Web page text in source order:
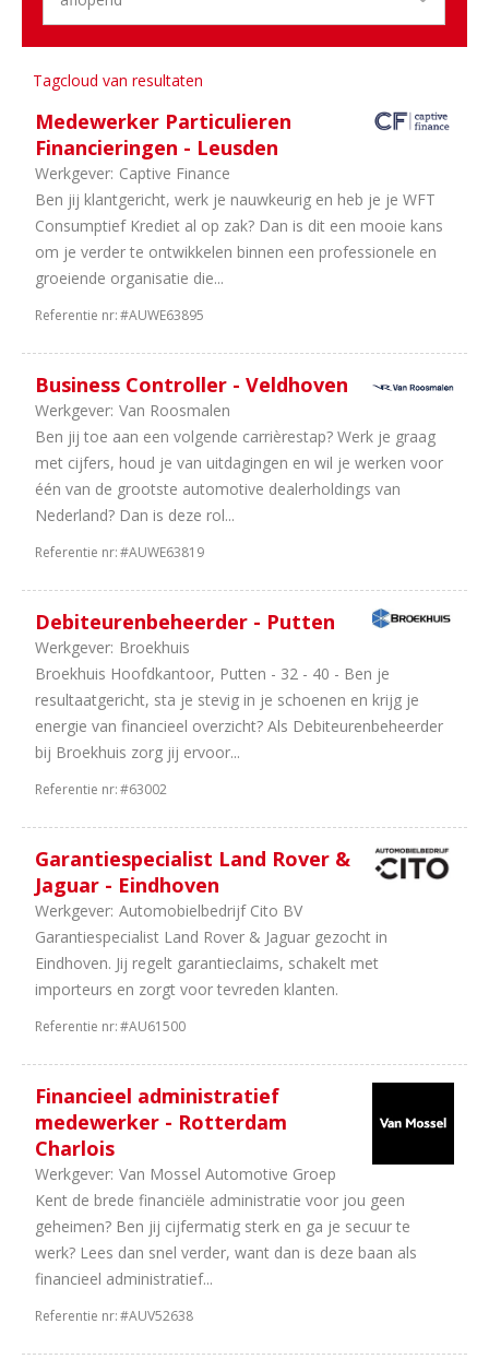
Holland
Tagcloud van resultaten
Medewerker Particulieren
Financieringen - Leusden
Werkgever: Captive Finance
Ben jij klantgericht, werk je nauwkeurig en heb je je WFT
Consumptief Krediet al op zak? Dan is dit een mooie kans
om je verder te ontwikkelen binnen een professionele en
groeiende organisatie die...
Referentie nr:#AUWE63895
Business Controller - Veldhoven
Werkgever: Van Roosmalen
Ben jij toe aan een volgende carrièrestap? Werk je graag
met cijfers, houd je van uitdagingen en wil je werken voor
één van de grootste automotive dealerholdings van
Nederland? Dan is deze rol...
Referentie nr:#AUWE63819
Debiteurenbeheerder - Putten
Werkgever: Broekhuis
Broekhuis Hoofdkantoor, Putten - 32 - 40 - Ben je
resultaatgericht, sta je stevig in je schoenen en krijg je
energie van financieel overzicht? Als Debiteurenbeheerder
bij Broekhuis zorg jij ervoor...
Referentie nr:#63002
Garantiespecialist Land Rover &
Jaguar - Eindhoven
Werkgever: Automobielbedrijf Cito BV
Garantiespecialist Land Rover & Jaguar gezocht in
Eindhoven. Jij regelt garantieclaims, schakelt met
importeurs en zorgt voor tevreden klanten.
Referentie nr:#AU61500
Financieel administratief
medewerker - Rotterdam
Charlois
Werkgever: Van Mossel Automotive Groep
Kent de brede financiële administratie voor jou geen
geheimen? Ben jij cijfermatig sterk en ga je secuur te
werk? Lees dan snel verder, want dan is deze baan als
financieel administratief...
Referentie nr:#AUV52638